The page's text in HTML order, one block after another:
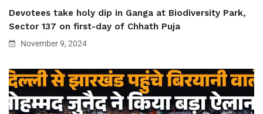
Devotees take holy dip in Ganga at Biodiversity Park,
Sector 137 on first-day of Chhath Puja
November 9, 2024